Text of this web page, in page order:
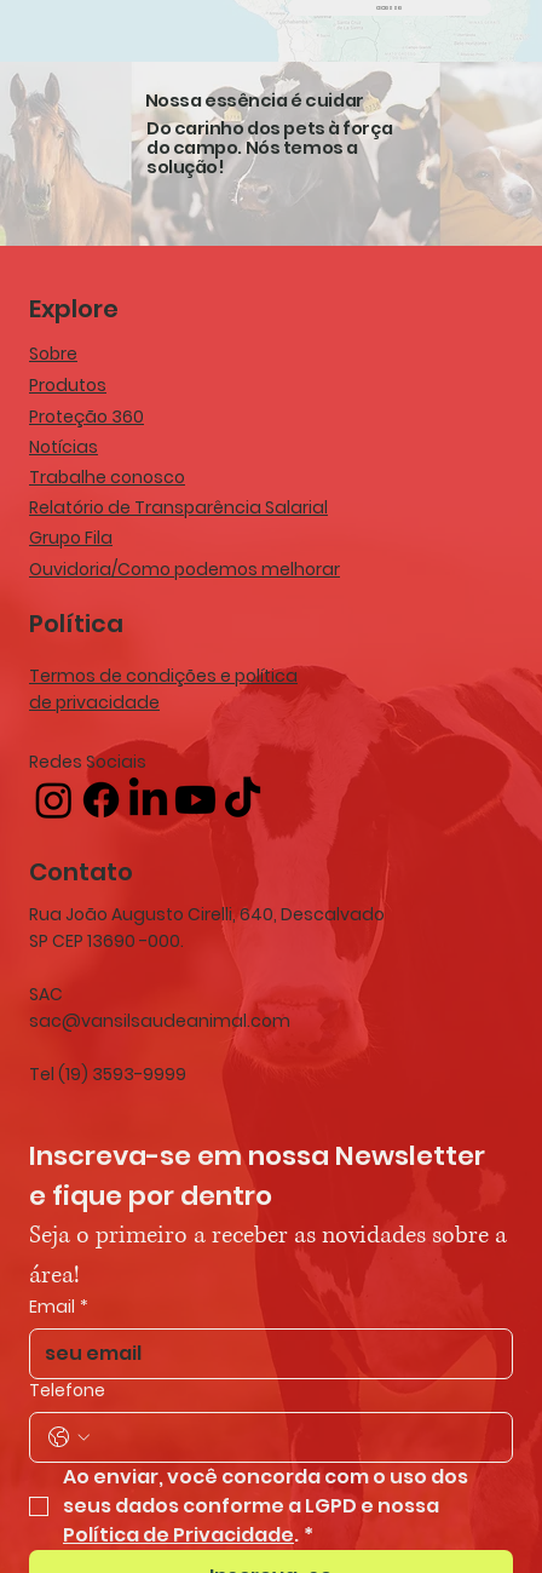
acesse
Nossa essência é cuidar
Do carinho dos pets à força
do campo. Nós temos a
solução!
Explore
Sobre
Produtos
Proteção 360
Notícias
Trabalhe conosco
Relatório de Transparência Salarial
Grupo Fila
Ouvidoria/Como podemos melhorar
Política
Termos de condições e política
de privacidade
Redes Sociais
Contato
Rua João Augusto Cirelli, 640, Descalvado
SP CEP 13690 -000.
SAC
sac@vansilsaudeanimal.com
Tel (19) 3593-9999
Inscreva-se em nossa Newsletter
e fique por dentro
Seja o primeiro a receber as novidades sobre a
área!
Email *
Telefone
Ao enviar, você concorda com o uso dos
Política de Privacidade. *